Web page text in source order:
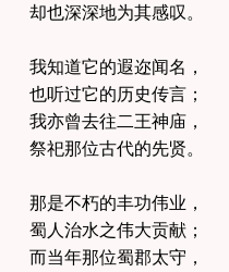
却也深深地为其感叹。
我知道它的遐迩闻名，
也听过它的历史传言；
我亦曾去往二王神庙，
祭祀那位古代的先贤。
那是不朽的丰功伟业，
蜀人治水之伟大贡献；
而当年那位蜀郡太守，